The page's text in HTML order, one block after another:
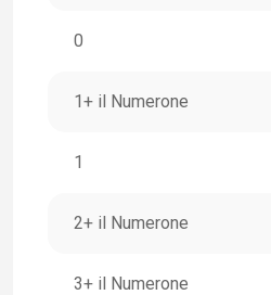
0
1+ il Numerone
1
2+ il Numerone
3+ il Numerone